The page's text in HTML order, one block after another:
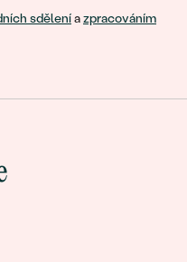
sděleníazpracováním